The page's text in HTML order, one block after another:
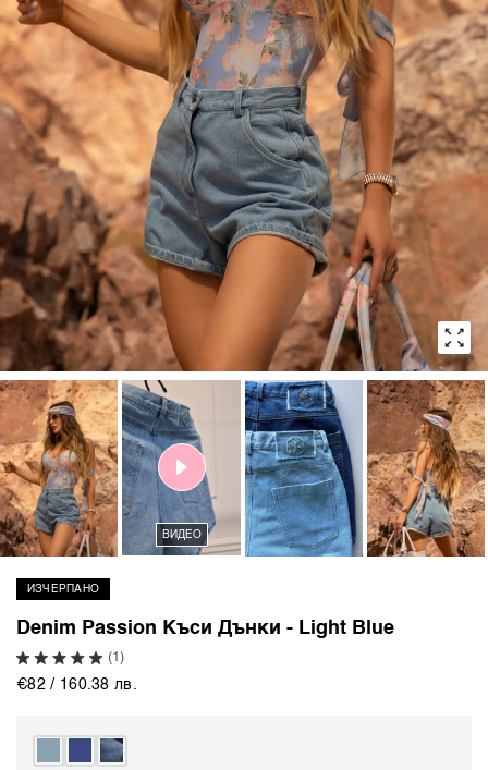
ВИДЕО
ИЗЧЕРПАНО
Denim Passion Къси Дънки - Light Blue
(1)
€82 / 160.38 лв.